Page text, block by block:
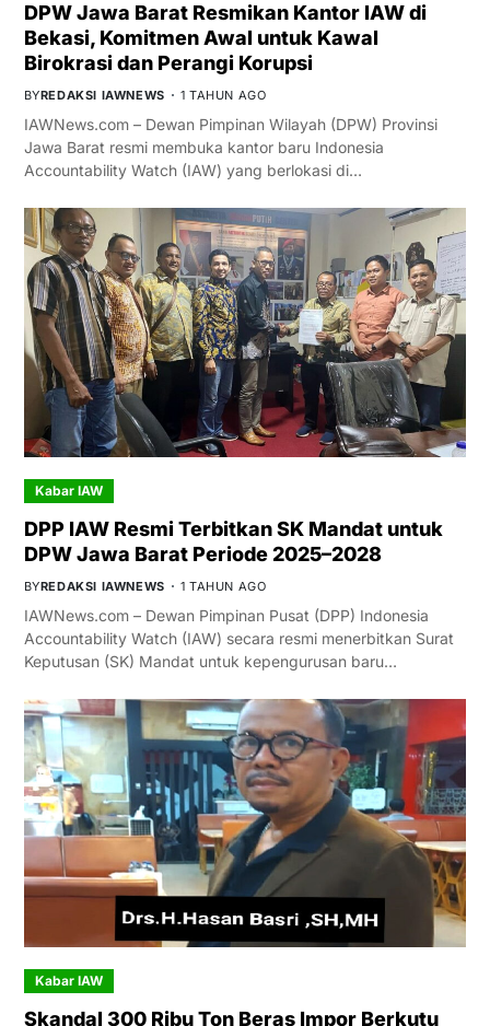
DPW Jawa Barat Resmikan Kantor IAW di
Bekasi, Komitmen Awal untuk Kawal
Birokrasi dan Perangi Korupsi
BYREDAKSI IAWNEWS 1 TAHUN AGO
IAWNews.com – Dewan Pimpinan Wilayah (DPW) Provinsi
Jawa Barat resmi membuka kantor baru Indonesia
Accountability Watch (IAW) yang berlokasi di…
Kabar IAW
DPP IAW Resmi Terbitkan SK Mandat untuk
DPW Jawa Barat Periode 2025–2028
BYREDAKSI IAWNEWS 1 TAHUN AGO
IAWNews.com – Dewan Pimpinan Pusat (DPP) Indonesia
Accountability Watch (IAW) secara resmi menerbitkan Surat
Keputusan (SK) Mandat untuk kepengurusan baru…
Kabar IAW
Skandal 300 Ribu Ton Beras Impor Berkutu